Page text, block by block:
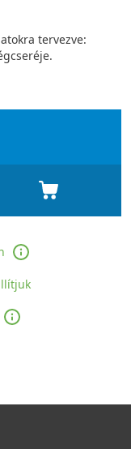
tervezve: